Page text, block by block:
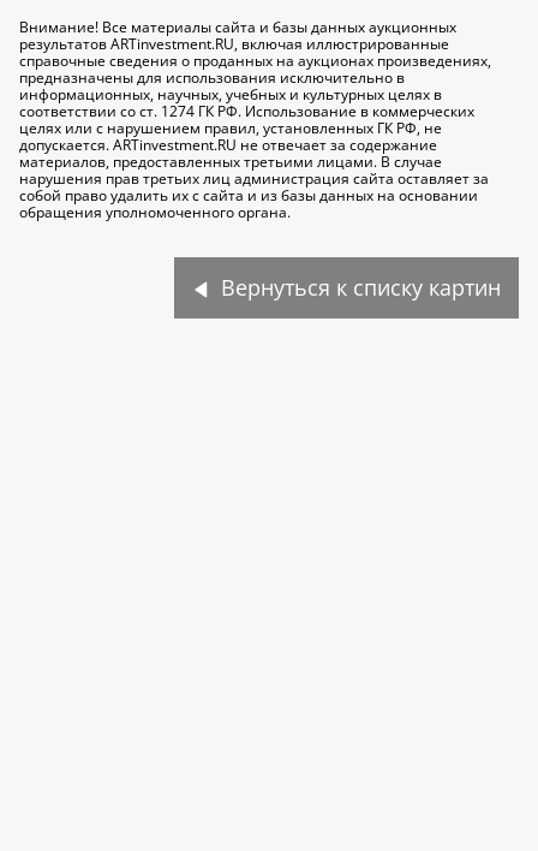
Внимание! Все материалы сайта и базы данных аукционных
результатов ARTinvestment.RU, включая иллюстрированные
справочные сведения о проданных на аукционах произведениях,
предназначены для использования исключительно в
информационных, научных, учебных и культурных целях в
соответствии со ст. 1274 ГК РФ. Использование в коммерческих
целях или с нарушением правил, установленных ГК РФ, не
допускается. ARTinvestment.RU не отвечает за содержание
материалов, предоставленных третьими лицами. В случае
нарушения прав третьих лиц администрация сайта оставляет за
собой право удалить их с сайта и из базы данных на основании
обращения уполномоченного органа.
Вернуться к списку картин